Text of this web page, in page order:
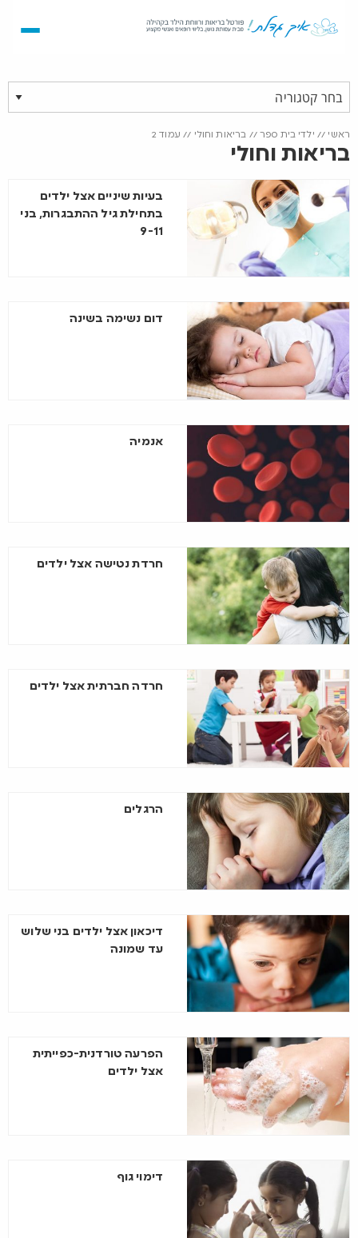
ראשי // ילדי בית ספר // בריאות וחולי // עמוד 2
בריאות וחולי
בעיות שיניים אצל ילדים
בתחילת גיל ההתבגרות, בני
9-11
דום נשימה בשינה
אנמיה
חרדת נטישה אצל ילדים
חרדה חברתית אצל ילדים
הרגלים
דיכאון אצל ילדים בני שלוש
עד שמונה
הפרעה טורדנית-כפייתית
אצל ילדים
דימוי גוף